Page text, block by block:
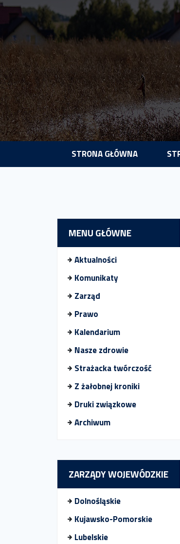
STRONA GŁÓWNA
MENU GŁÓWNE
Aktualności
Komunikaty
Zarząd
Prawo
Kalendarium
Nasze zdrowie
Strażacka twórczość
Z żałobnej kroniki
Druki związkowe
Archiwum
ZARZĄDY WOJEWÓDZKIE
Dolnośląskie
Kujawsko-Pomorskie
Lubelskie